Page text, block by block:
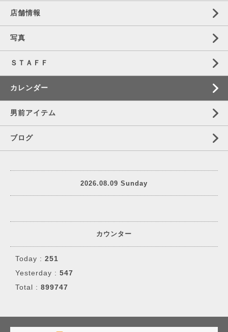
店舗情報
写真
ＳＴＡＦＦ
カレンダー
男前アイテム
ブログ
2026.08.09 Sunday
カウンター
Today : 251
Yesterday : 547
Total : 899747